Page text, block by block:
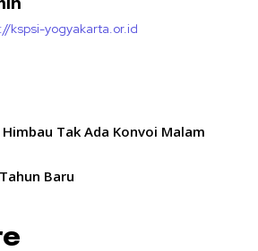
kspsi-yogyakarta.or.id
Tak Ada Konvoi Malam
Tahun Baru